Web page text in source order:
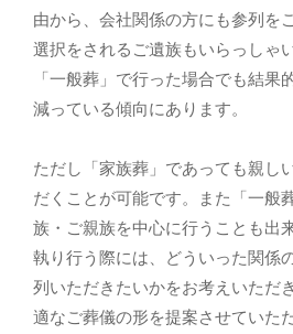
由から、会社関係の方にも参列を
選択をされるご遺族もいらっしゃ
「一般葬」で行った場合でも結果
減っている傾向にあります。
ただし「家族葬」であっても親し
だくことが可能です。また「一般
族・ご親族を中心に行うことも出
執り行う際には、どういった関係
列いただきたいかをお考えいただ
適なご葬儀の形を提案させていた